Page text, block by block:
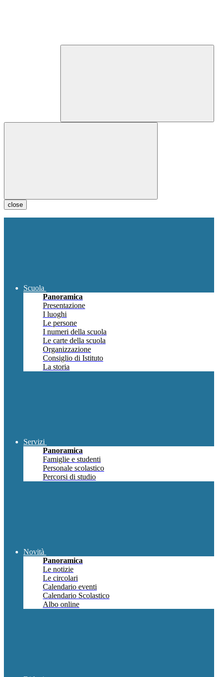
close
Scuola
Panoramica
Presentazione
I luoghi
Le persone
I numeri della scuola
Le carte della scuola
Organizzazione
Consiglio di Istituto
La storia
Servizi
Panoramica
Famiglie e studenti
Personale scolastico
Percorsi di studio
Novità
Panoramica
Le notizie
Le circolari
Calendario eventi
Calendario Scolastico
Albo online